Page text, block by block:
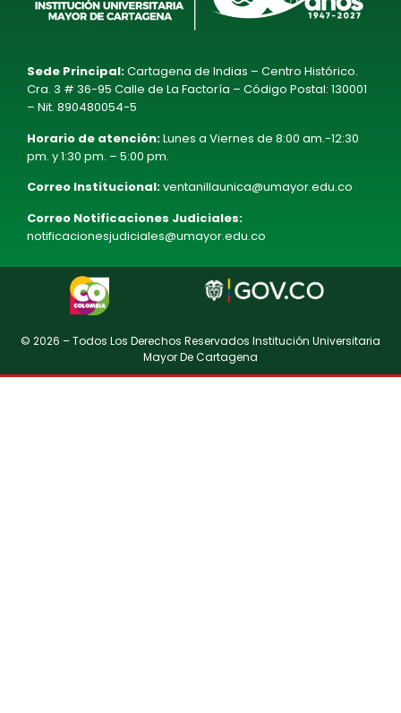
Sede Principal:Cartagena de Indias – Centro Histórico.
Cra. 3 # 36-95 Calle de La Factoría – Código Postal: 130001
– Nit. 890480054-5
Horario de atención:Lunes a Viernes de 8:00 am.-12:30
pm. y 1:30 pm. – 5:00 pm.
Correo Institucional:ventanillaunica@umayor.edu.co
Correo Notificaciones Judiciales:
notificacionesjudiciales@umayor.edu.co
© 2026 – Todos Los Derechos Reservados Institución Universitaria
Mayor De Cartagena